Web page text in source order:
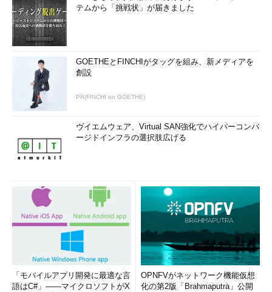
テムから「挑戦状」が届きました
GOETHEとFINCHIがタッグを組み、新メディアを
創設
PR(FINCHI on GOETHE)
ヴイエムウェア、Virtual SAN強化でハイパーコンバ
ージドインフラの選択肢広げる
「モバイルアプリ開発に最適な言
語はC#」――マイクロソフトがX
OPNFVがネットワーク機能仮想
化の第2版「Brahmaputra」公開